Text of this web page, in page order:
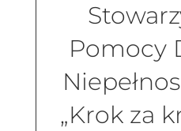
Pomocy
„Krok za